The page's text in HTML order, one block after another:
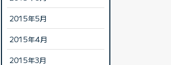
2015年5月
2015年4月
2015年3月